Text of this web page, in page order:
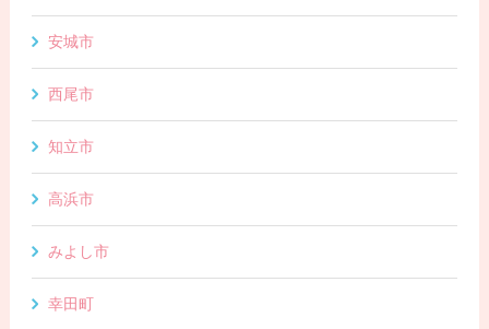
安城市
西尾市
知立市
高浜市
みよし市
幸田町